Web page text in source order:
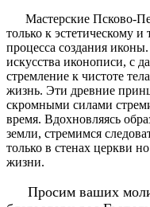
Мастерские Псково-
только к эстетическому
процесса создания
искусства иконописи, с
стремление к чистоте
жизнь. Эти древние
скромными силами
время. Вдохновляясь
земли, стремимся
только в стенах церкви
жизни.
Просим ваших